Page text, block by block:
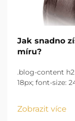
Jak snadno
míru?
.blog-content
18px; font-size:
w...
Zobrazit více